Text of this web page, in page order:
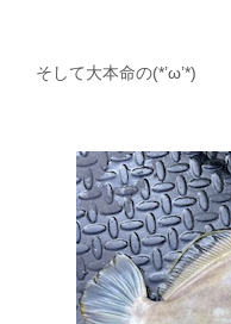
そして大本命の(*’ω’*)